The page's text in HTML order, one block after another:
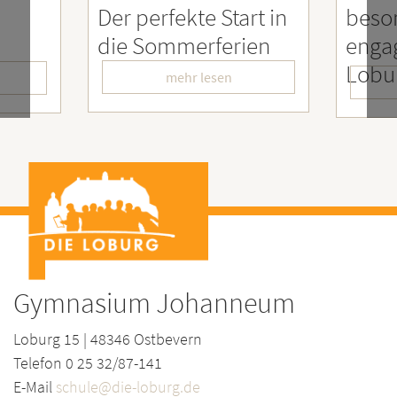
besonders
engagierter
LoburgerInnen
mehr lesen
–
Gymnasium Johanneum
Loburg 15 | 48346 Ostbevern
Telefon 0 25 32/87-141
E-Mail schule@die-loburg.de